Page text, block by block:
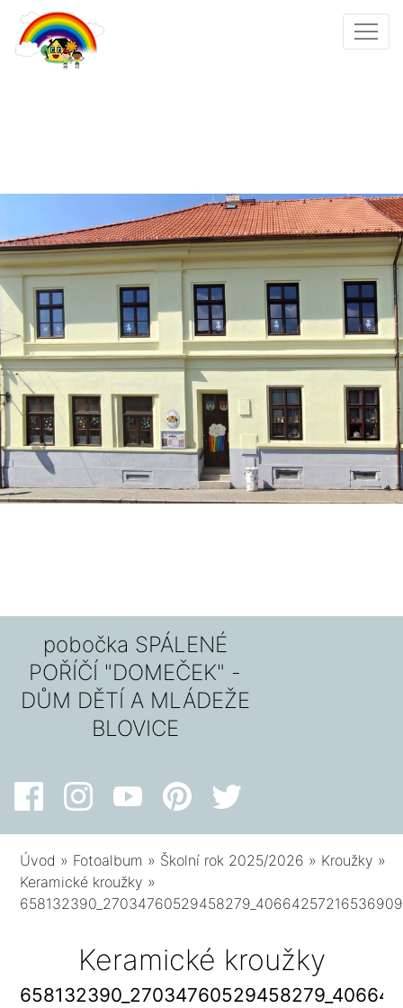
pobočka SPÁLENÉ
POŘÍČÍ "DOMEČEK" -
DŮM DĚTÍ A MLÁDEŽE
BLOVICE
Úvod » Fotoalbum » Školní rok 2025/2026 » Kroužky »
Keramické kroužky »
Keramické kroužky